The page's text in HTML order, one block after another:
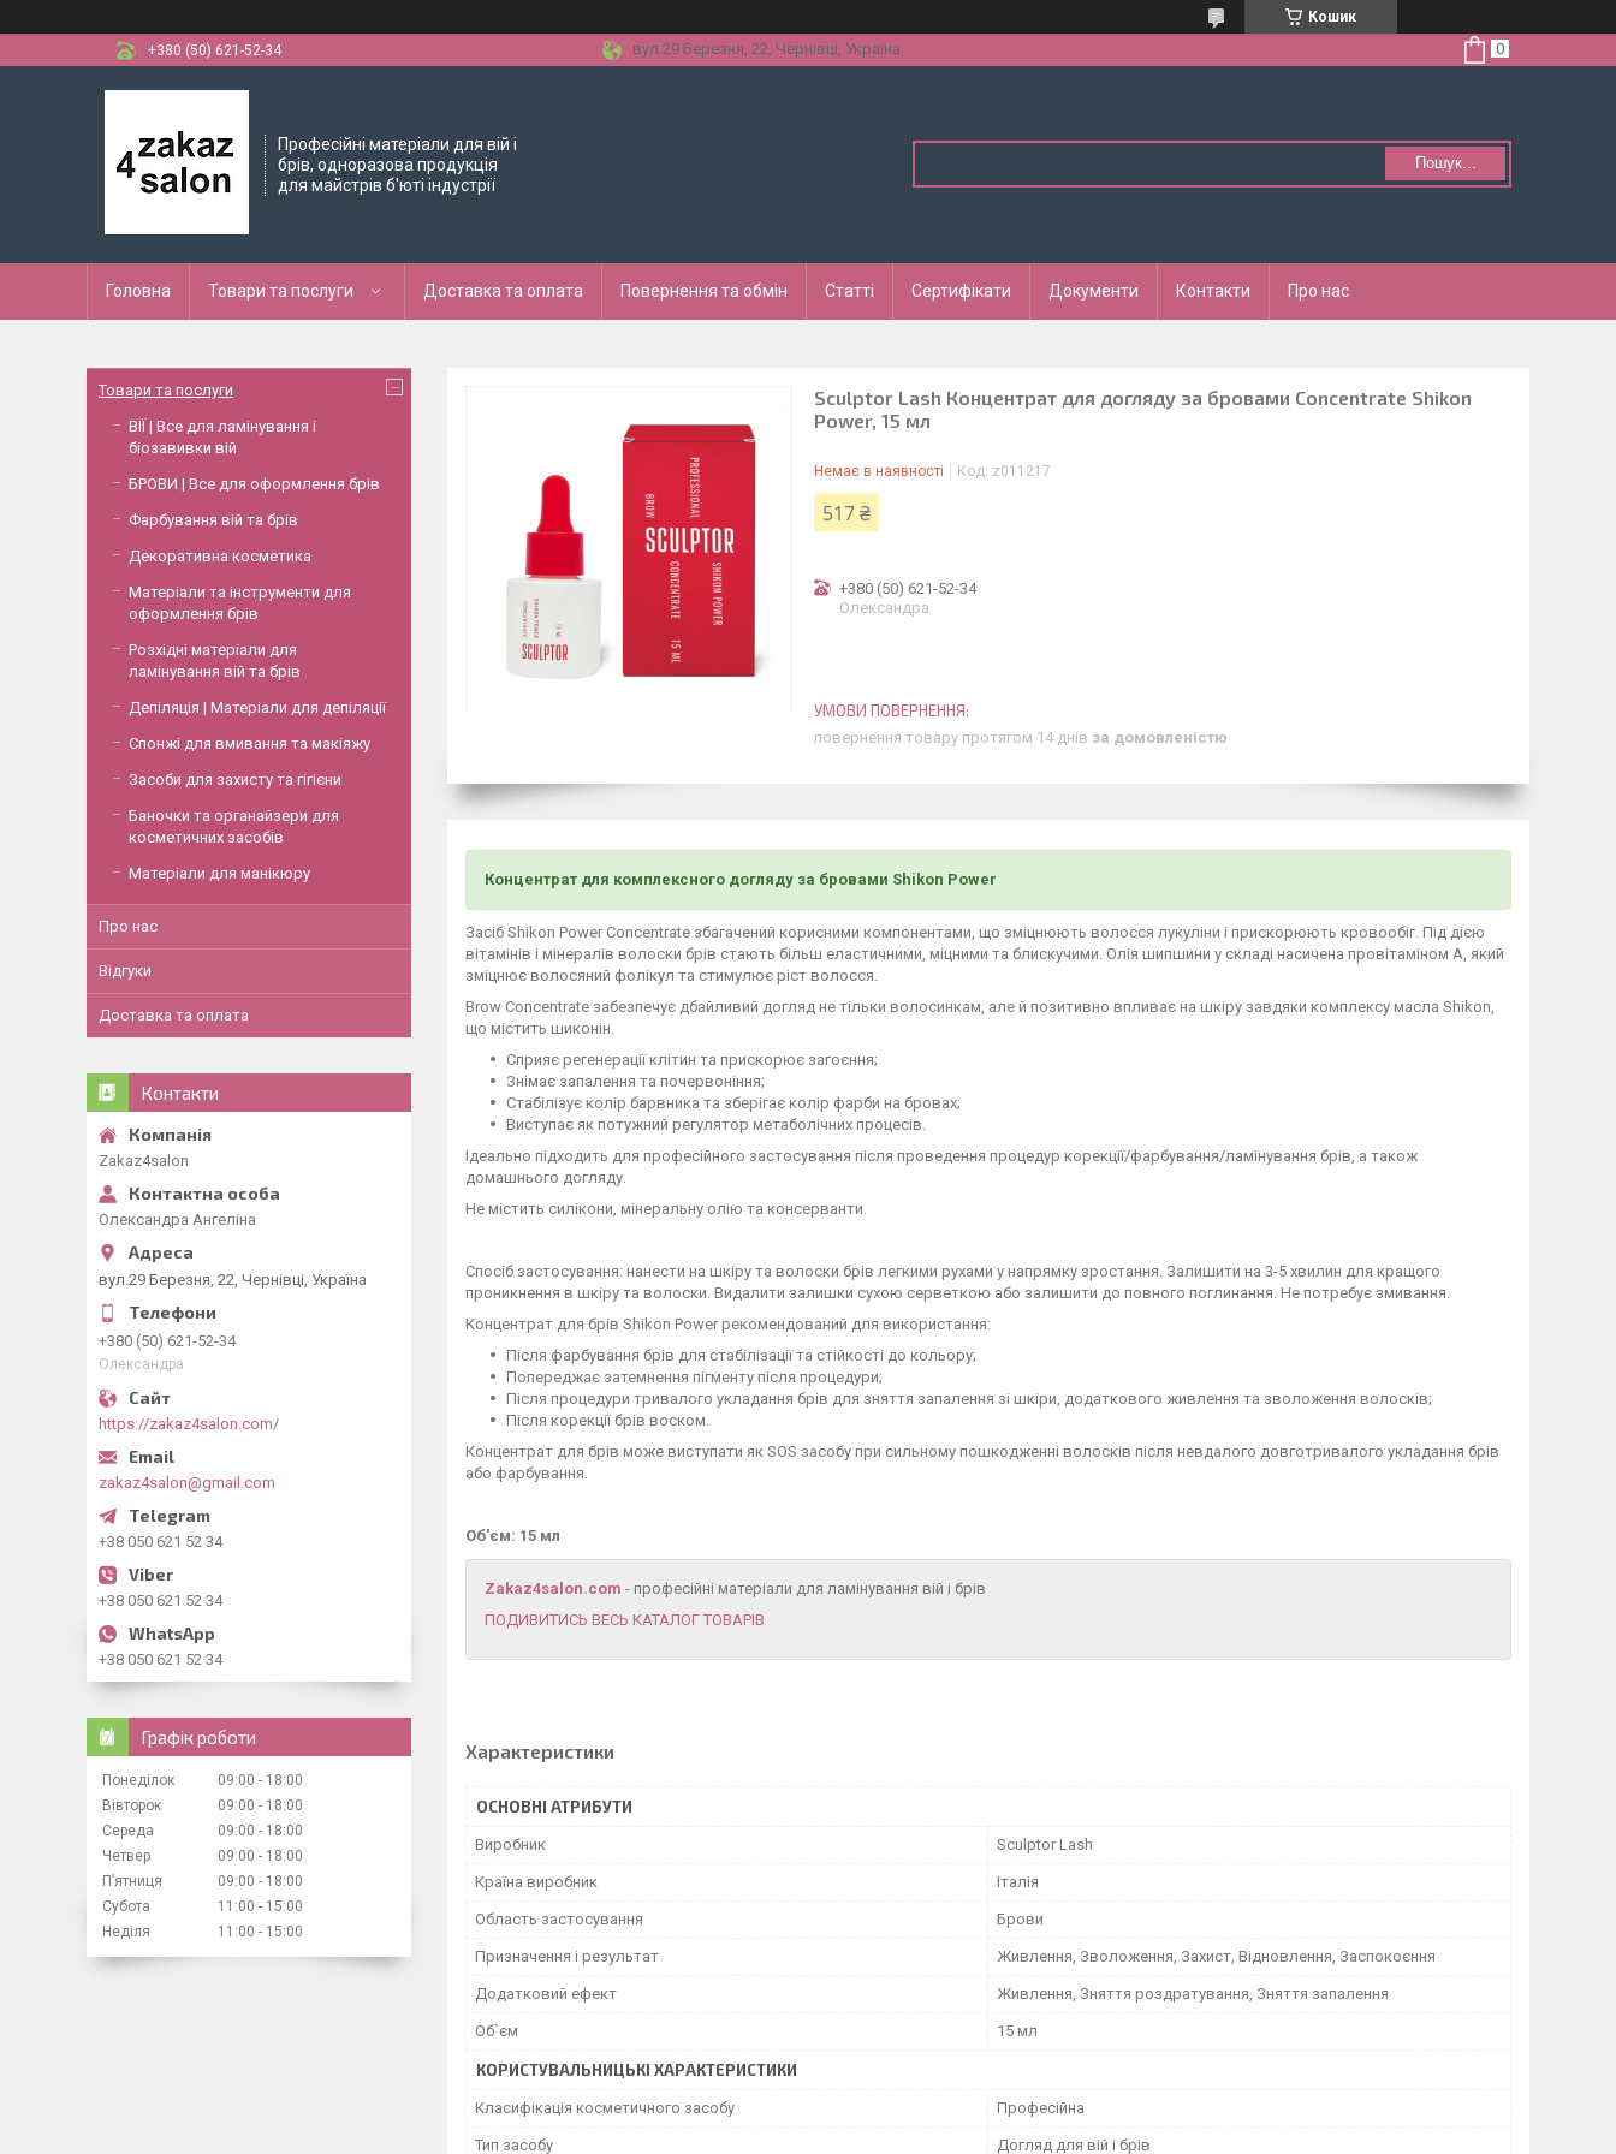
Кошик
+380 (50) 621-52-34
вул.29 Березня, 22, Чернівці, Україна
Професійні матеріали для вій і
брів, одноразова продукція
для майстрів б'юті індустрії
Пошук...
Головна Товари та послуги Доставка та оплата Повернення та обмін Статті Сертифікати Документи Контакти Про нас
Sculptor Lash Концентрат для догляду за бровами Concentrate Shikon
Power, 15 мл
Немає в наявності Код: z011217
517 ₴
+380 (50) 621-52-34
Олександра
повернення товару протягом 14 днів за домовленістю
Концентрат для комплексного догляду за бровами Shikon Power
Засіб Shikon Power Concentrate збагачений корисними компонентами, що зміцнюють волосся лукуліни і прискорюють кровообіг. Під дією
вітамінів і мінералів волоски брів стають більш еластичними, міцними та блискучими. Олія шипшини у складі насичена провітаміном А, який
зміцнює волосяний фолікул та стимулює ріст волосся.
Brow Concentrate забезпечує дбайливий догляд не тільки волосинкам, але й позитивно впливає на шкіру завдяки комплексу масла Shikon,
що містить шиконін.
Сприяє регенерації клітин та прискорює загоєння;
Знімає запалення та почервоніння;
Стабілізує колір барвника та зберігає колір фарби на бровах;
Виступає як потужний регулятор метаболічних процесів.
Ідеально підходить для професійного застосування після проведення процедур корекції/фарбування/ламінування брів, а також
домашнього догляду.
Не містить силікони, мінеральну олію та консерванти.
Спосіб застосування: нанести на шкіру та волоски брів легкими рухами у напрямку зростання. Залишити на 3-5 хвилин для кращого
проникнення в шкіру та волоски. Видалити залишки сухою серветкою або залишити до повного поглинання. Не потребує змивання.
Концентрат для брів Shikon Power рекомендований для використання:
Після фарбування брів для стабілізації та стійкості до кольору;
Попереджає затемнення пігменту після процедури;
Після процедури тривалого укладання брів для зняття запалення зі шкіри, додаткового живлення та зволоження волосків;
Після корекції брів воском.
Концентрат для брів може виступати як SOS засобу при сильному пошкодженні волосків після невдалого довготривалого укладання брів
або фарбування.
Об'єм: 15 мл
Zakaz4salon.com - професійні матеріали для ламінування вій і брів
ПОДИВИТИСЬ ВЕСЬ КАТАЛОГ ТОВАРІВ
Характеристики
ОСНОВНІ АТРИБУТИ
Виробник Sculptor Lash
Країна виробник Італія
Область застосування Брови
Призначення і результат Живлення, Зволоження, Захист, Відновлення, Заспокоєння
Додатковий ефект Живлення, Зняття роздратування, Зняття запалення
Об`єм 15 мл
КОРИСТУВАЛЬНИЦЬКІ ХАРАКТЕРИСТИКИ
Класифікація косметичного засобу Професійна
Тип засобу Догляд для вій і брів
Товари та послуги
ВІЇ | Все для ламінування і
біозавивки вій
БРОВИ | Все для оформлення брів
Фарбування вій та брів
Декоративна косметика
Матеріали та інструменти для
оформлення брів
Розхідні матеріали для
ламінування вій та брів
Депіляція | Матеріали для депіляції
Спонжі для вмивання та макіяжу
Засоби для захисту та гігієни
Баночки та органайзери для
косметичних засобів
Матеріали для манікюру
Про нас
Відгуки
Доставка та оплата
Контакти
Zakaz4salon
Олександра Ангеліна
вул.29 Березня, 22, Чернівці, Україна
+380 (50) 621-52-34
Олександра
https://zakaz4salon.com/
zakaz4salon@gmail.com
+38 050 621 52 34
+38 050 621 52 34
+38 050 621 52 34
Графік роботи
Понеділок 09:00
18:00
Вівторок
09:00
18:00
Середа
09:00
18:00
Четвер
09:00
18:00
Пʼятниця
09:00
18:00
Субота
11:00
15:00
Неділя
11:00 15:00